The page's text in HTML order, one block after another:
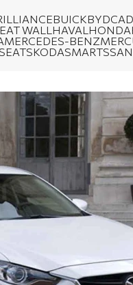
BUICKBYD
WALL HAVAL HONDA
MERCEDES-BENZ
SEATSKODASMART